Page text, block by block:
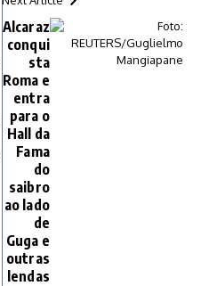
Alcaraz
conqui
sta
Roma e
entra
para o
Hall da
Fama
do
saibro
ao lado
de
Guga e
outras
lendas